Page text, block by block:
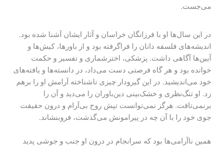
می‌جست.
در این سال‌ها او با فرزانگان خراسان و آثار ایشان آشنا شده بود.
اندیشه‌های فلسفه دانان را فراگرفته بود و از باورها، کیش‌ها و
آیین‌ها آگاهی داشت. پزشکی، اخترشماری و تفسیر و حکمت
خوانده بود و هر گاه فرصتی دست می‌داد، در دانسته‌ها و یافته‌های
خود می‌اندیشید. در این گیرودار چیزی ناشناخته آرامش او را برهم
زد. او تنگ‌نظری و خشک‌بینی دین‌باوران را می‌دید و آن را
برنمی‌تافت. هرگز نمی‌توانست تپش روح بی‌آرام و درون حقیقت
جوی خود را با آن چه در پیرامونش می‌گذشت، فروبنشاند.
همین ناآرامی‌ها بود که سرانجام در درون او جنب و جوشی پدید